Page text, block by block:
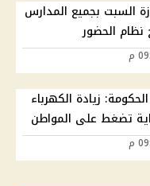
السبت بجميع المدارس
زيادة الكهرباء
تضغط على المواطن